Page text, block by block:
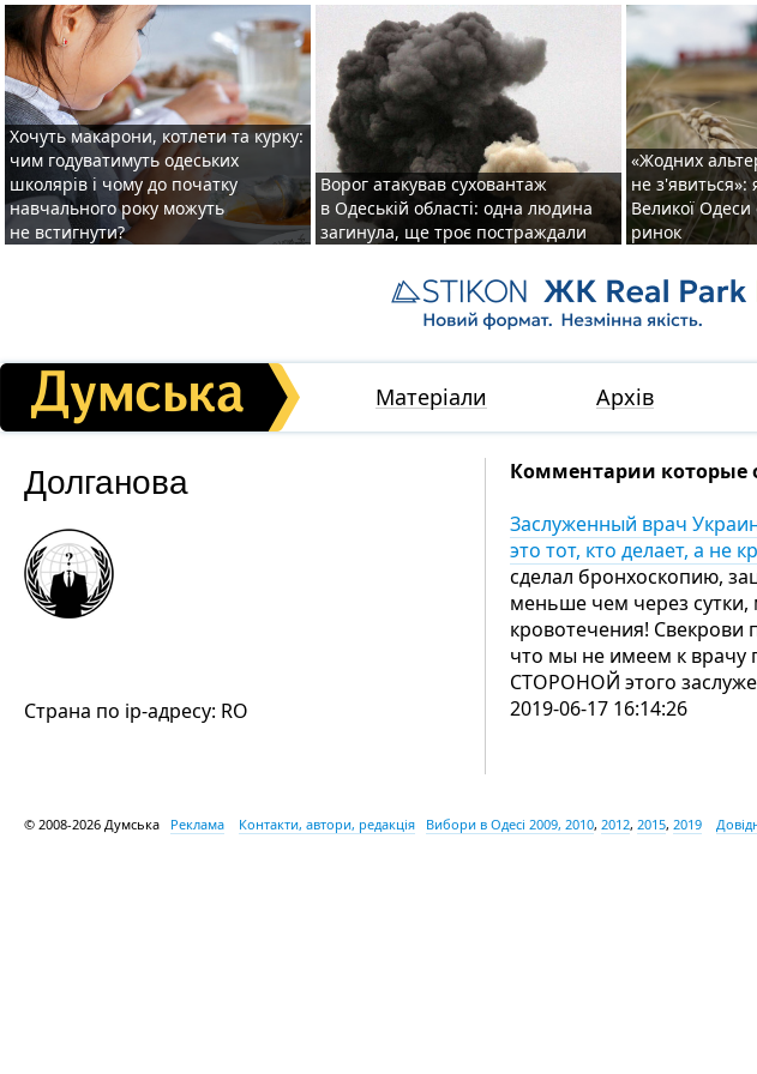
Хочуть макарони, котлети та курку:
чим годуватимуть одеських
школярів і чому до початку
навчального року можуть
не встигнути?
Ворог атакував суховантаж
в Одеській області: одна людина
загинула, ще троє постраждали
«Жодних
не з'явиться»:
Великої
ринок
Матеріали Архів
Долганова
Страна по ip-адресу: RO
Комментарии которые
Заслуженный врач
это тот, кто делает, а не
сделал бронхоскопию,
меньше чем через
кровотечения! Свекрови
что мы не имеем к
СТОРОНОЙ этого
2019-06-17 16:14:26
© 2008-2026 Думська Реклама Контакти, автори, редакція Вибори в Одесі 2009, 2010, 2012, 2015, 2019